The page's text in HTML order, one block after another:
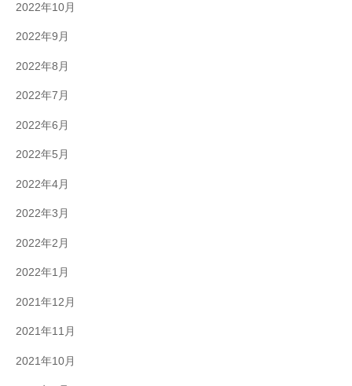
2022年10月
2022年9月
2022年8月
2022年7月
2022年6月
2022年5月
2022年4月
2022年3月
2022年2月
2022年1月
2021年12月
2021年11月
2021年10月